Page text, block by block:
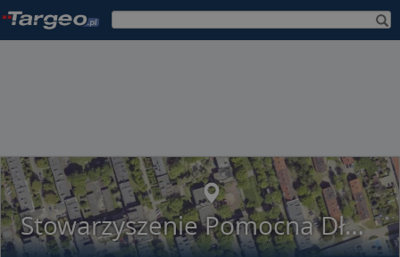
Stowarzyszenie Pomocna Dłoń Dzieci i Młodzieży Niepełnosprawnej i Ich Bliskich przy Zespole Szkół Specjalnych nr 38 w Zabrzu